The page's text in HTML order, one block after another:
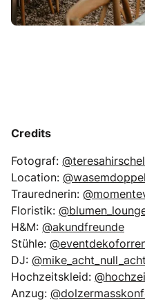
Credits
Fotograf:
Location:
Traurednerin:
Floristik:
H&M: @akundfreunde
Stühle:
DJ: @mike_acht_null_acht
Hochzeitskleid:
Anzug: